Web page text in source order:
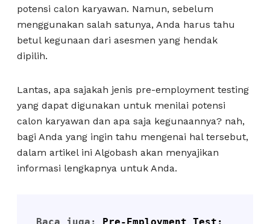
potensi calon karyawan. Namun, sebelum
menggunakan salah satunya, Anda harus tahu
betul kegunaan dari asesmen yang hendak
dipilih.
Lantas, apa sajakah jenis pre-employment testing
yang dapat digunakan untuk menilai potensi
calon karyawan dan apa saja kegunaannya? nah,
bagi Anda yang ingin tahu mengenai hal tersebut,
dalam artikel ini Algobash akan menyajikan
informasi lengkapnya untuk Anda.